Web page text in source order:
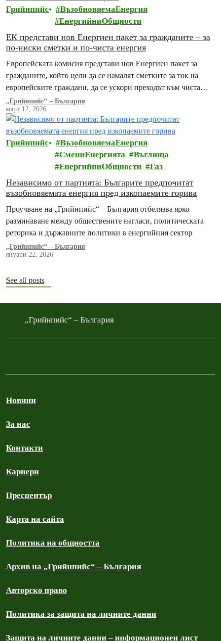
Грийнпийс
ВъзобновяемаЕнергия
ЕнергийниОбщности
ЕК представи нов Енергиен пакет за гражданите – за
по-ниски сметки и по-чиста енергия
Европейската комисия представи нов Енергиен пакет за
гражданите, който цели да се намалят сметките за ток на
европейските граждани, да се ускори преходът към чиста
енергия и да се предложат…
„Грийнпийс“ – България
март 12, 2026
Грийнпийс
ВъзобновяемаЕнергия
СмениЕнергията
Въглища
ЕнергийниОбщности
Газ
Независимо от партията: Българите предпочитат
възобновяемата енергия пред изкопаемите горива
Проучване на „Грийнпийс“ – България отбелязва ярко
разминаване между обществените нагласи, политическата
реторика и държавните политики в енергийния сектор
„Грийнпийс“ – България
януари 22, 2026
See all posts
„Грийнпийс“ – България
Новини
За нас
Контакти
Кариери
Пресцентър
Карта на сайта
Политика на общността
Архив на „Грийнпийс“ – България
Авторско право
Политика за защита на личните данни
Защита на личните данни – информационен лист